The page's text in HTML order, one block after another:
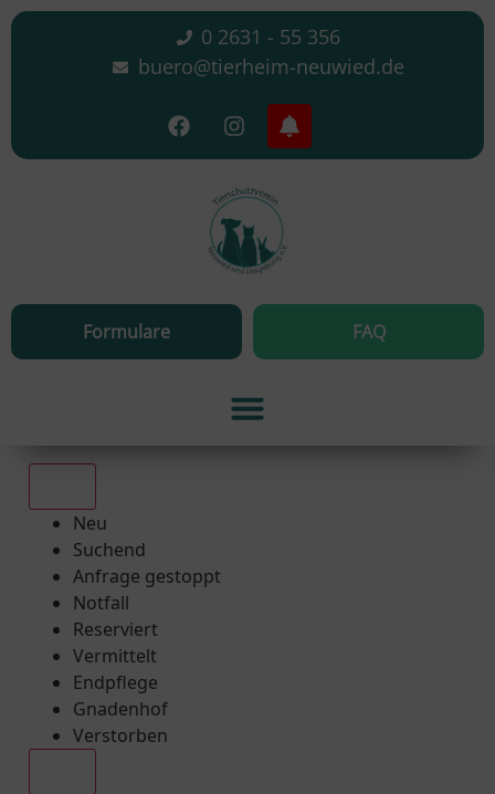
0 2631 - 55 356
buero@tierheim-neuwied.de
Formulare FAQ
Neu
Suchend
Anfrage gestoppt
Notfall
Reserviert
Vermittelt
Endpflege
Gnadenhof
Verstorben